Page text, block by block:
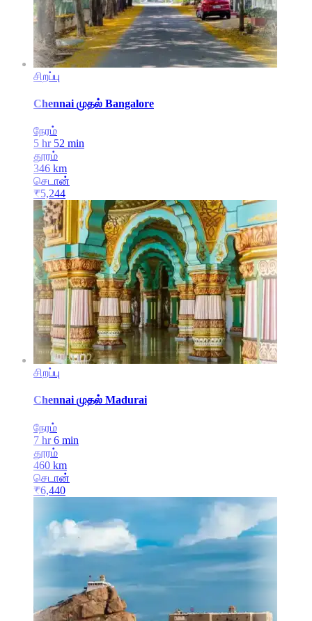
சிறப்பு
Chennai முதல் Bangalore
நேரம்
5 hr 52 min
தூரம்
346 km
செடான்
₹5,244
சிறப்பு
Chennai முதல் Madurai
நேரம்
7 hr 6 min
தூரம்
460 km
செடான்
₹6,440